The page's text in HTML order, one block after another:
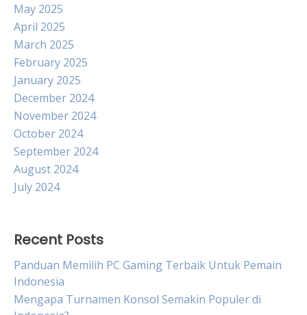
May 2025
April 2025
March 2025
February 2025
January 2025
December 2024
November 2024
October 2024
September 2024
August 2024
July 2024
Recent Posts
Panduan Memilih PC Gaming Terbaik Untuk Pemain
Indonesia
Mengapa Turnamen Konsol Semakin Populer di